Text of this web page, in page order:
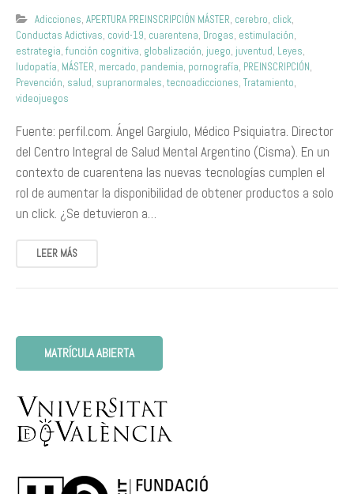
Adicciones, APERTURA PREINSCRIPCIÓN MÁSTER, cerebro, click,
Conductas Adictivas, covid-19, cuarentena, Drogas, estimulación,
estrategia, función cognitiva, globalización, juego, juventud, Leyes,
ludopatía, MÁSTER, mercado, pandemia, pornografía, PREINSCRIPCIÓN,
Prevención, salud, supranormales, tecnoadicciones, Tratamiento,
videojuegos
Fuente: perfil.com. Ángel Gargiulo, Médico Psiquiatra. Director
del Centro Integral de Salud Mental Argentino (Cisma). En un
contexto de cuarentena las nuevas tecnologías cumplen el
rol de aumentar la disponibilidad de obtener productos a solo
un click. ¿Se detuvieron a…
LEER MÁS
MATRÍCULA ABIERTA